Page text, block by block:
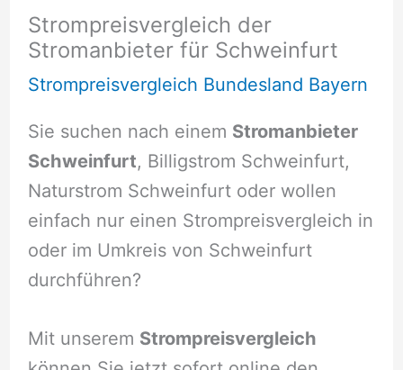
Strompreisvergleich der
Stromanbieter für Schweinfurt
Strompreisvergleich Bundesland Bayern
Sie suchen nach einem Stromanbieter
Schweinfurt, Billigstrom Schweinfurt,
Naturstrom Schweinfurt oder wollen
einfach nur einen Strompreisvergleich in
oder im Umkreis von Schweinfurt
durchführen?
Mit unserem Strompreisvergleich